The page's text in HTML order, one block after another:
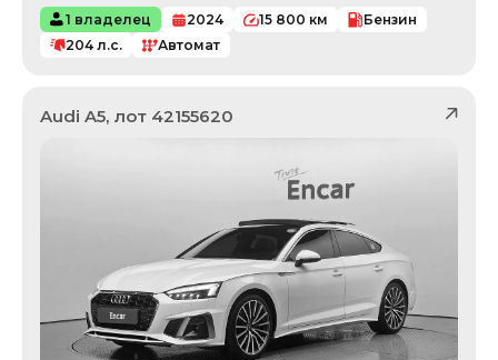
1 владелец 2024 15 800 км
Бензин
204 л.с. Автомат
Audi A5, лот 42155620